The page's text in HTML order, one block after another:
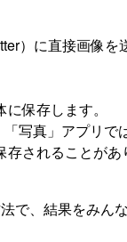
）に直接画像を
保存します。
写真」アプリで
存されることが
で、結果をみん